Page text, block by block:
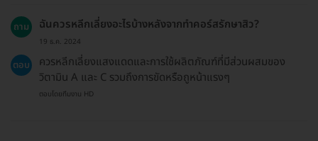
ถาม ฉันควรหลีกเลี่ยงอะไรบ้างหลังจากทำคอร์สรักษาสิว?
19 ธ.ค. 2024
ตอบ
ควรหลีกเลี่ยงแสงแดดและการใช้ผลิตภัณฑ์ที่มีส่วนผสมของ
วิตามิน A และ C รวมถึงการขัดหรือถูหน้าแรงๆ
ตอบโดยทีมงาน HD